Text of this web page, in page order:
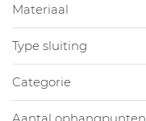
Materiaal
Type sluiting
Categorie